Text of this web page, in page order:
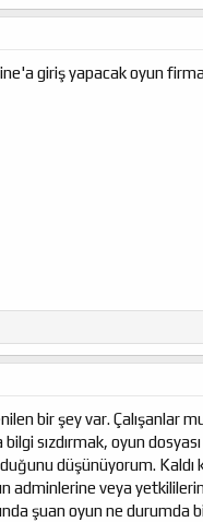
giriş yapacak oyun
bir şey var. Çalışanlar
sızdırmak, oyun
düşünüyorum. Kaldı
adminlerine veya
şuan oyun ne durumda